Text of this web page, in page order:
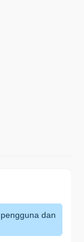
dan